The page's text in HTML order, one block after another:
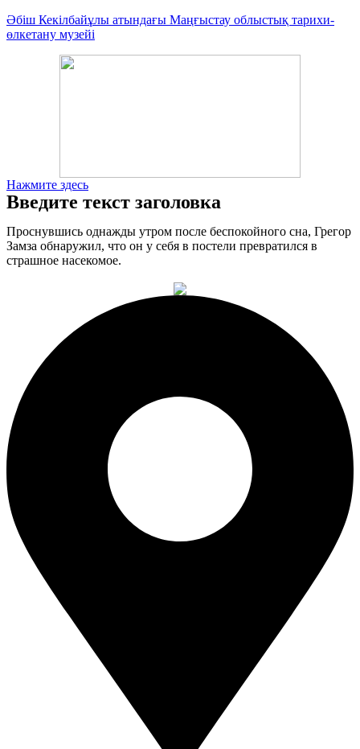
Әбіш Кекілбайұлы атындағы Маңғыстау облыстық тарихи-
өлкетану музейі
Нажмите здесь
Введите текст заголовка
Проснувшись однажды утром после беспокойного сна, Грегор
Замза обнаружил, что он у себя в постели превратился в
страшное насекомое.